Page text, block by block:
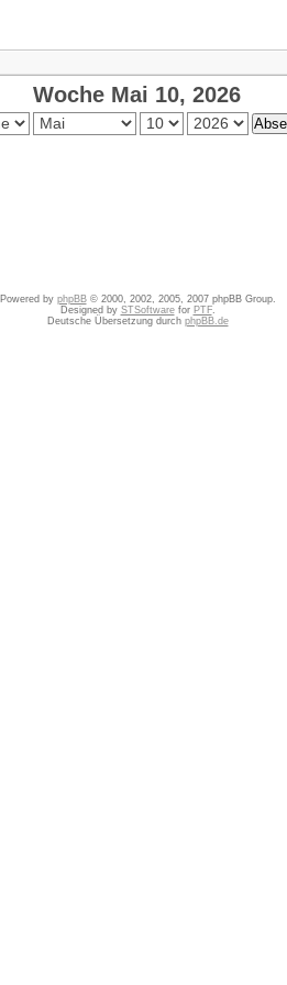
Woche Mai 10, 2026
Powered by phpBB© 2000, 2002, 2005, 2007 phpBB Group.
Designed by STSoftwarefor PTF.
Deutsche Übersetzung durch phpBB.de